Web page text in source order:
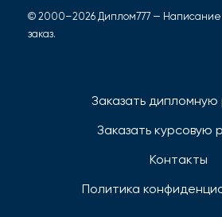
© 2000–2026 Диплом777 — Написание
заказ.
Заказать дипломную
Заказать курсовую
Контакты
Политика